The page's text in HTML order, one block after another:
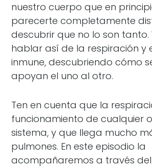
nuestro cuerpo que en
parecerte completamente
descubrir que no lo son tanto.
hablar así de la respiración y
inmune, descubriendo cómo
apoyan el uno al otro.
Ten en cuenta que la
funcionamiento de cualquier
sistema, y que llega mucho
pulmones. En este episodio la
acompañaremos a través